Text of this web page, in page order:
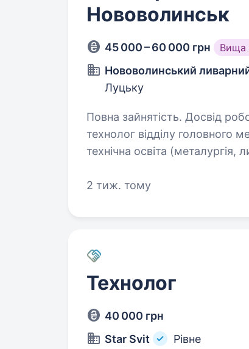
Нововолинськ
45 000 – 60 000 грн Вища
Нововолинський
Луцьку
Повна зайнятість. Досвід роботи
технолог відділу головного
технічна освіта (металургія, ливарне
2 тиж. тому
Технолог
40 000 грн
Star Svit
Рівне